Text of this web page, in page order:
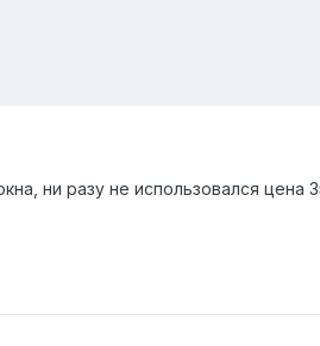
ни разу не использовался цена